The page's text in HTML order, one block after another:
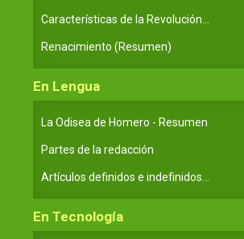
Características de la Revolución...
Renacimiento (Resumen)
En Lengua
La Odisea de Homero - Resumen
Partes de la redacción
Artículos definidos e indefinidos...
En Tecnología